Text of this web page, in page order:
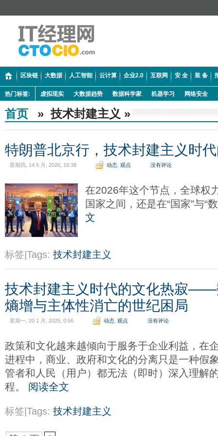
区块链 大数据 人工智能 云计算 企业2.0 互联网 安 全 装 备
热门标签: 虚拟现实 大数据趋势 数据科学家 机器学习 网络安全
首页 » 技术封建主义 »
特朗普北京行，技术封建主义时代
星期四, 14 5 月, 2026, 16:38 动态 观点 没有评论
在2026年这个节点，全球权
国家之间，还是在“国家”与“
文
标签|Tags: 技术封建主义
技术封建主义时代的文化热寂——
熵增与主体性消亡的世纪困局
星期一, 20 1 月, 2025, 0:56 动态 观点 没有评论
政策和文化越来越倾向于服务于企业利益，在
进程中，商业、政府和文化的分离只是一种假
管者和人民（用户）都无法（即时）深入理解
程。 阅读全文
标签|Tags: 技术封建主义